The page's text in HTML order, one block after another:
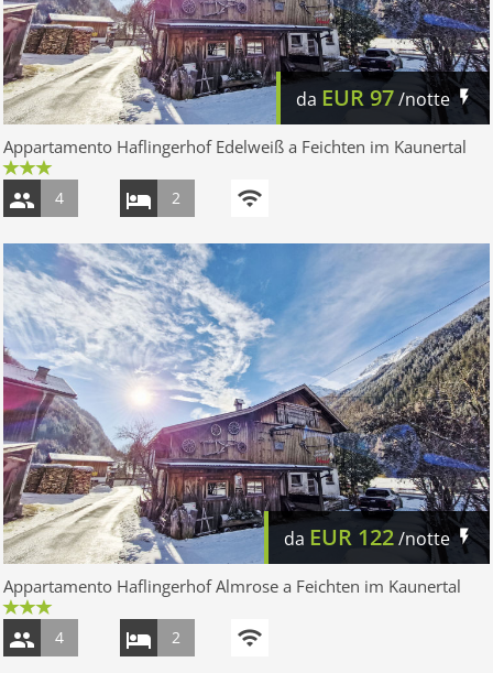
da EUR97/notte
Appartamento Haflingerhof Edelweiß a Feichten im Kaunertal
4 2
da EUR 122/notte
Appartamento Haflingerhof Almrose a Feichten im Kaunertal
4 2